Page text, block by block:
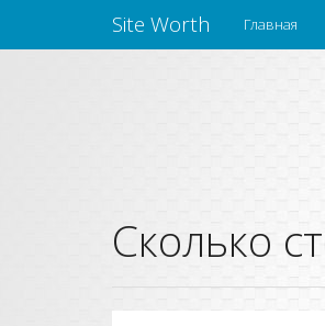
Site Worth Главная
Сколько